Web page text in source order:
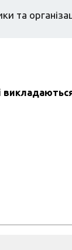
та